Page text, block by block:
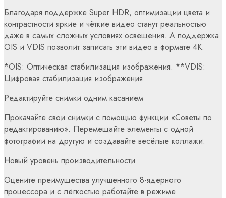
Благодаря поддержке Super HDR, оптимизации цвета и
контрастности яркие и чёткие видео станут реальностью
даже в самых сложных условиях освещения. А поддержка
OIS и VDIS позволит записать эти видео в формате 4K.
*OIS: Оптическая стабилизация изображения. **VDIS:
Цифровая стабилизация изображения.
Редактируйте снимки одним касанием
Прокачайте свои снимки с помощью функции «Советы по
редактированию». Перемещайте элементы с одной
фотографии на другую и создавайте весёлые коллажи.
Новый уровень производительности
Оцените преимущества улучшенного 8-ядерного
процессора и с лёгкостью работайте в режиме